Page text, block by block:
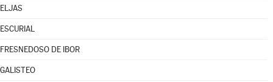
ELJAS
ESCURIAL
FRESNEDOSO DE IBOR
GALISTEO